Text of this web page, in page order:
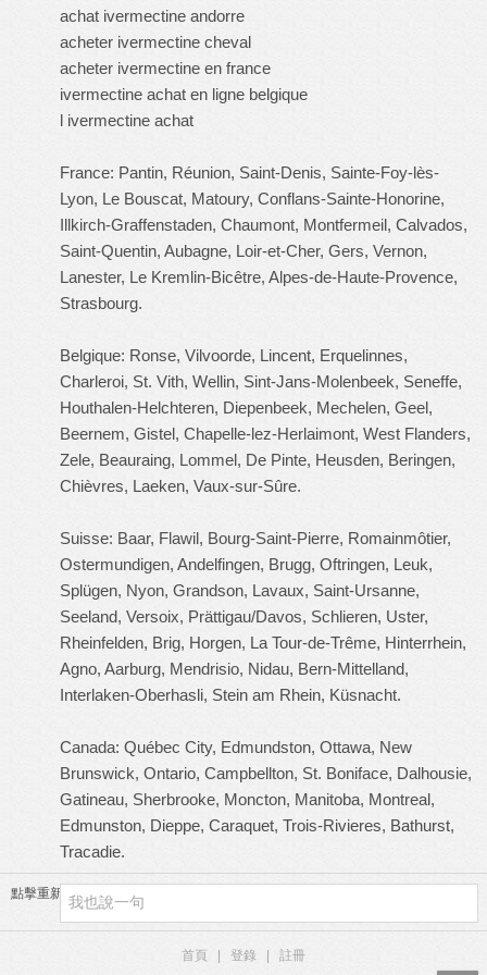
achat ivermectine andorre
acheter ivermectine cheval
acheter ivermectine en france
ivermectine achat en ligne belgique
l ivermectine achat
France: Pantin, Réunion, Saint-Denis, Sainte-Foy-lès-
Lyon, Le Bouscat, Matoury, Conflans-Sainte-Honorine,
Illkirch-Graffenstaden, Chaumont, Montfermeil, Calvados,
Saint-Quentin, Aubagne, Loir-et-Cher, Gers, Vernon,
Lanester, Le Kremlin-Bicêtre, Alpes-de-Haute-Provence,
Strasbourg.
Belgique: Ronse, Vilvoorde, Lincent, Erquelinnes,
Charleroi, St. Vith, Wellin, Sint-Jans-Molenbeek, Seneffe,
Houthalen-Helchteren, Diepenbeek, Mechelen, Geel,
Beernem, Gistel, Chapelle-lez-Herlaimont, West Flanders,
Zele, Beauraing, Lommel, De Pinte, Heusden, Beringen,
Chièvres, Laeken, Vaux-sur-Sûre.
Suisse: Baar, Flawil, Bourg-Saint-Pierre, Romainmôtier,
Ostermundigen, Andelfingen, Brugg, Oftringen, Leuk,
Splügen, Nyon, Grandson, Lavaux, Saint-Ursanne,
Seeland, Versoix, Prättigau/Davos, Schlieren, Uster,
Rheinfelden, Brig, Horgen, La Tour-de-Trême, Hinterrhein,
Agno, Aarburg, Mendrisio, Nidau, Bern-Mittelland,
Interlaken-Oberhasli, Stein am Rhein, Küsnacht.
Canada: Québec City, Edmundston, Ottawa, New
Brunswick, Ontario, Campbellton, St. Boniface, Dalhousie,
Gatineau, Sherbrooke, Moncton, Manitoba, Montreal,
Edmunston, Dieppe, Caraquet, Trois-Rivieres, Bathurst,
Tracadie.
點擊重新加載
首頁 登錄
註冊